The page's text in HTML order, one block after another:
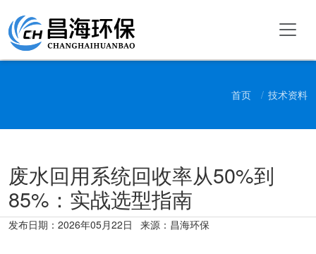
首页 技术资料
废水回用系统回收率从50%到
85%：实战选型指南
发布日期： 2026年05月22日 来源：昌海环保